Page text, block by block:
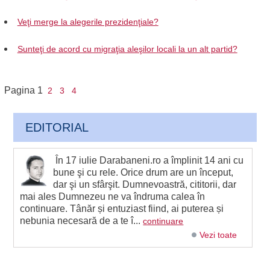
Veţi merge la alegerile prezidenţiale?
Sunteţi de acord cu migraţia aleşilor locali la un alt partid?
Pagina 1 2 3 4
EDITORIAL
În 17 iulie Darabaneni.ro a împlinit 14 ani cu
bune şi cu rele. Orice drum are un început,
dar şi un sfârşit. Dumnevoastră, cititorii, dar
mai ales Dumnezeu ne va îndruma calea în
continuare. Tânăr și entuziast fiind, ai puterea și
nebunia necesară de a te î...continuare
Vezi toate